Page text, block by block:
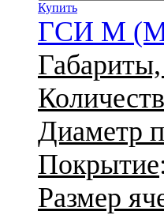
Купить
ГСИ М
Диаметр
Покрытие
Размер